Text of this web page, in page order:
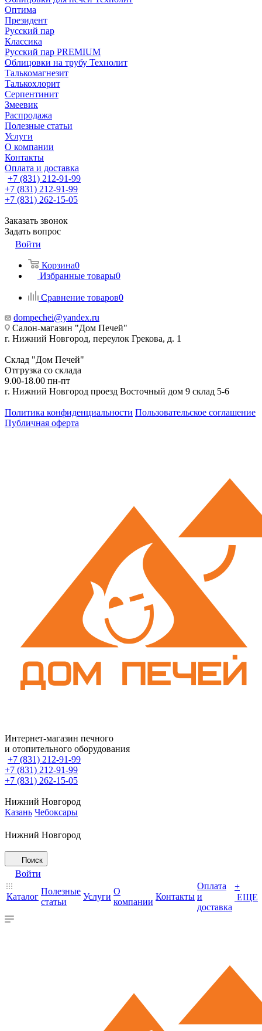
Оптима
Президент
Русский пар
Классика
Русский пар PREMIUM
Облицовки на трубу Технолит
Талькомагнезит
Талькохлорит
Серпентинит
Змеевик
Распродажа
Полезные статьи
Услуги
О компании
Контакты
Оплата и доставка
+7 (831) 212-91-99
+7 (831) 212-91-99
+7 (831) 262-15-05
Заказать звонок
Задать вопрос
Войти
Корзина0
Избранные товары0
Сравнение товаров0
dompechei@yandex.ru
Салон-магазин "Дом Печей"
г. Нижний Новгород, переулок Грекова, д. 1
Склад "Дом Печей"
Отгрузка со склада
9.00-18.00 пн-пт
г. Нижний Новгород проезд Восточный дом 9 склад 5-6
Политика конфиденциальности Пользовательское соглашение
Публичная оферта
Интернет-магазин печного
и отопительного оборудования
+7 (831) 212-91-99
+7 (831) 212-91-99
+7 (831) 262-15-05
Нижний Новгород
Казань Чебоксары
Нижний Новгород
Поиск
Войти
Каталог
Полезные
статьи
Услуги
О
компании
Контакты
Оплата
и
доставка
+
ЕЩЕ